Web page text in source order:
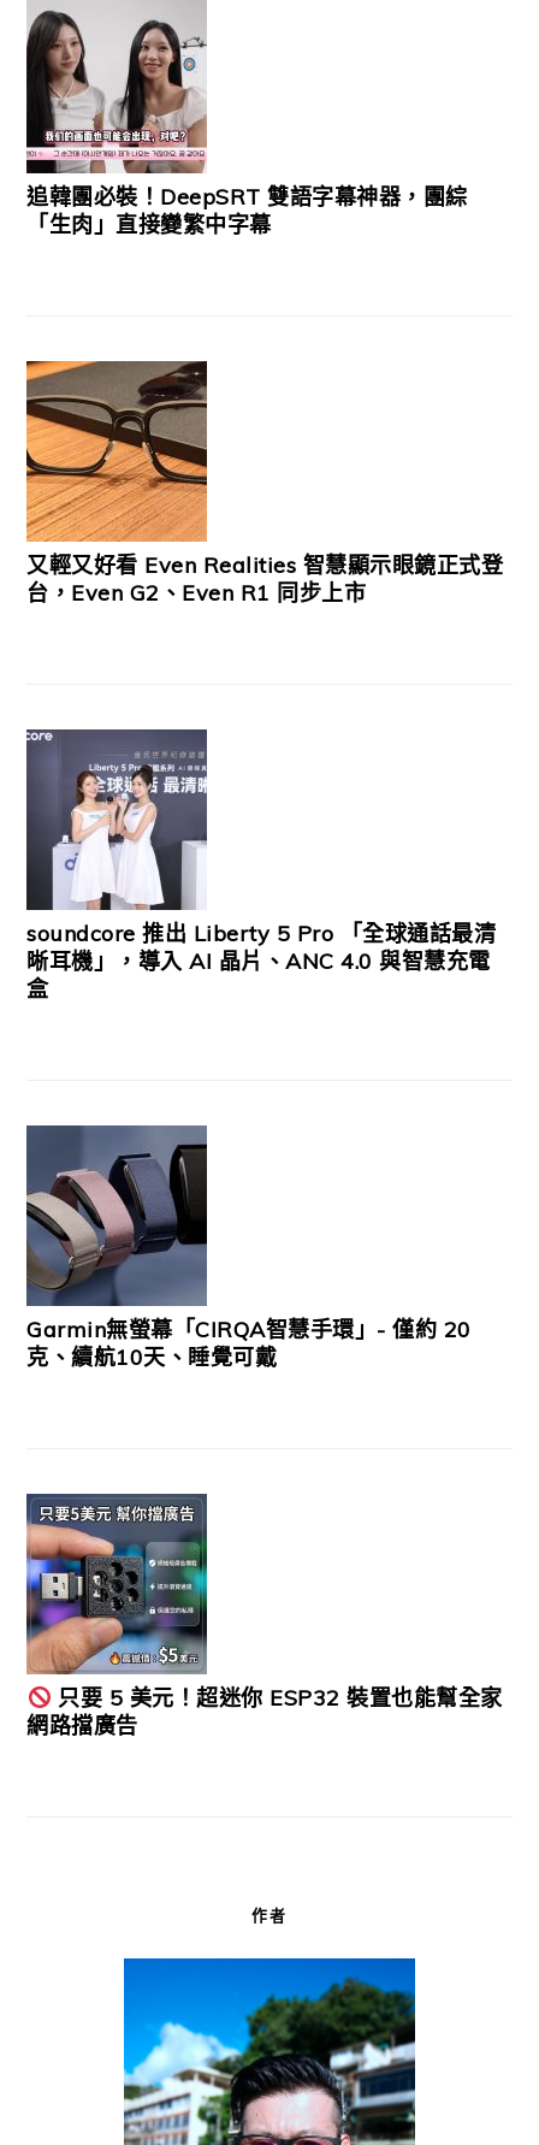
追韓團必裝！DeepSRT 雙語字幕神器，團綜
「生肉」直接變繁中字幕
又輕又好看 Even Realities 智慧顯示眼鏡正式登
台，Even G2、Even R1 同步上市
soundcore 推出 Liberty 5 Pro 「全球通話最清
晰耳機」，導入 AI 晶片、ANC 4.0 與智慧充電
盒
Garmin無螢幕「CIRQA智慧手環」- 僅約 20
克、續航10天、睡覺可戴
只要 5 美元！超迷你 ESP32 裝置也能幫全家
網路擋廣告
作者